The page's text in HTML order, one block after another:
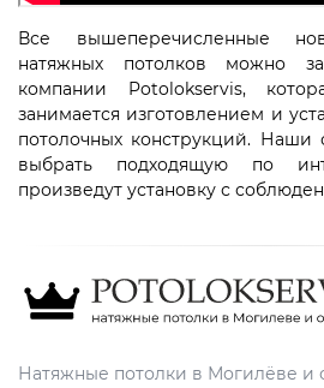
Все вышеперечисленные
натяжных потолков можно
компании Potolokservis,
занимается изготовлением и
потолочных конструкций. Наши
выбрать подходящую по
произведут установку с
Натяжные потолки в Могилёве и